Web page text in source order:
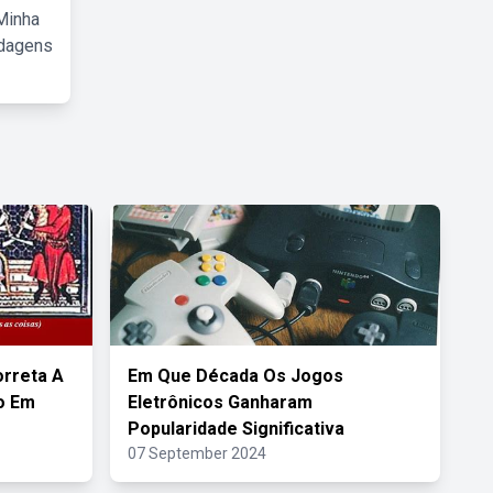
A
Em
Em Que Década Os Jogos
Eletrônicos Ganharam
Popularidade Significativa
07 September 2024